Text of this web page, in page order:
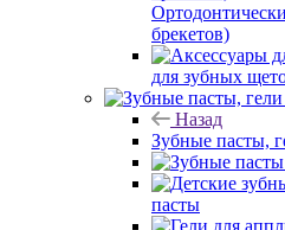
брекетов)
для зубных
Назад
Зубные пасты,
пасты